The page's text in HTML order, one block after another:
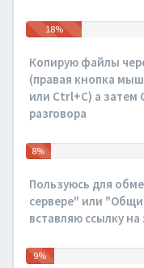
18%
Копирую файлы
(правая кнопка
или Ctrl+C) а затем
разговора
8%
Пользуюсь для
сервере" или
вставляю ссылку на
9%